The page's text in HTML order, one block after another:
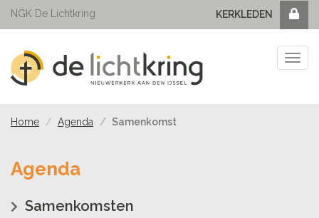
NGK De Lichtkring KERKLEDEN
Home Agenda Samenkomst
Agenda
Samenkomsten